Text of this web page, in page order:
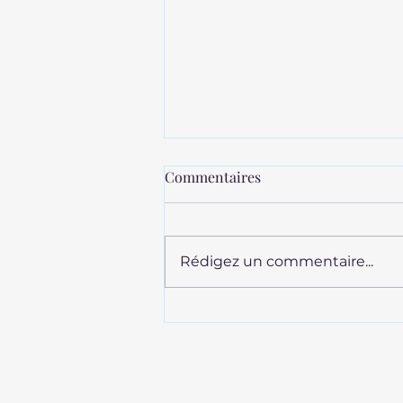
Un été sans les hommes, Siri
Commentaires
Rédigez un commentaire...